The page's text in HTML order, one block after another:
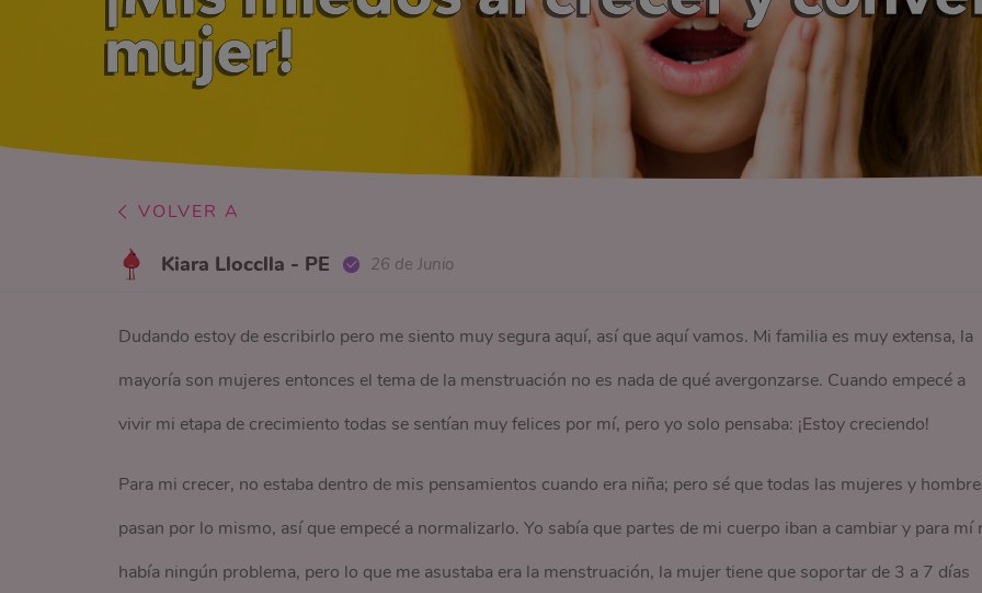
mujer!
VOLVER A
Kiara Llocclla - PE 26 de Junio
Dudando estoy de escribirlo pero me siento muy segura aquí, así que aquí vamos. Mi familia es muy extensa, la
mayoría son mujeres entonces el tema de la menstruación no es nada de qué avergonzarse. Cuando empecé a
vivir mi etapa de crecimiento todas se sentían muy felices por mí, pero yo solo pensaba: ¡Estoy creciendo!
Para mi crecer, no estaba dentro de mis pensamientos cuando era niña; pero sé que todas las mujeres y
pasan por lo mismo, así que empecé a normalizarlo. Yo sabía que partes de mi cuerpo iban a cambiar y para mí
había ningún problema, pero lo que me asustaba era la menstruación, la mujer tiene que soportar de 3 a 7 días